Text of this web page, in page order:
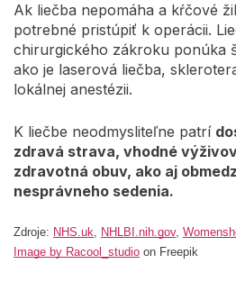
Ak liečba nepomáha a kŕčové
potrebné pristúpiť k operácii.
chirurgického zákroku ponúka
ako je laserová liečba,
lokálnej anestézii.
K liečbe neodmysliteľne patrí
zdravá strava, vhodné
zdravotná obuv, ako aj
nesprávneho sedenia.
Zdroje: NHS.uk, NHLBI.nih.gov,
Image by Racool_studio on Freepik